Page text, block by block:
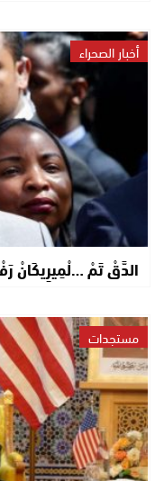
أخبار الصحراء
الدَّقْ تَمْ …لْمِيرِيكَانْ
مستجدات